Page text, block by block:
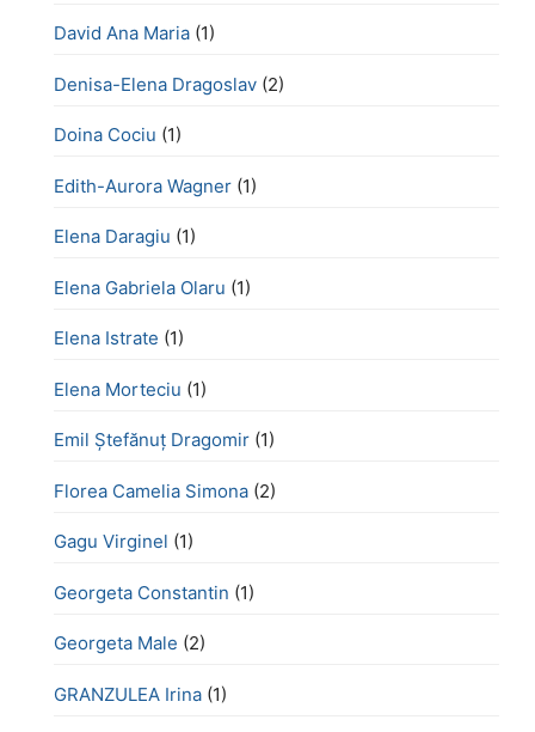
David Ana Maria (1)
Denisa-Elena Dragoslav (2)
Doina Cociu (1)
Edith-Aurora Wagner (1)
Elena Daragiu (1)
Elena Gabriela Olaru (1)
Elena Istrate (1)
Elena Morteciu (1)
Emil Ștefănuț Dragomir (1)
Florea Camelia Simona (2)
Gagu Virginel (1)
Georgeta Constantin (1)
Georgeta Male (2)
GRANZULEA Irina (1)